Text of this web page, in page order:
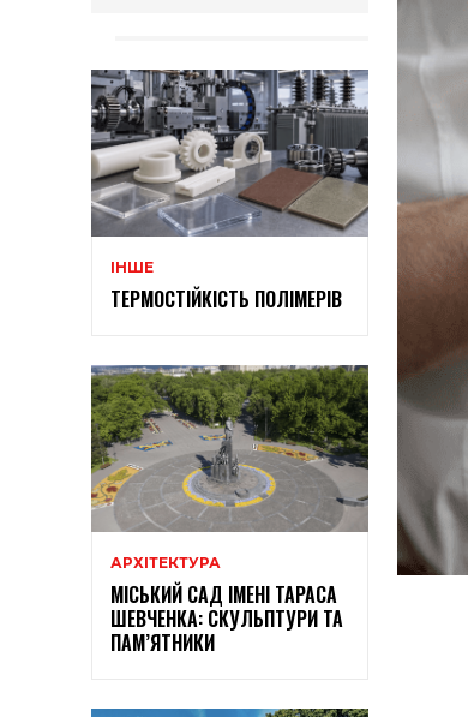
ІНШЕ
ТЕРМОСТІЙКІСТЬ ПОЛІМЕРІВ
АРХІТЕКТУРА
МІСЬКИЙ САД ІМЕНІ ТАРАСА
ШЕВЧЕНКА: СКУЛЬПТУРИ ТА
ПАМ’ЯТНИКИ